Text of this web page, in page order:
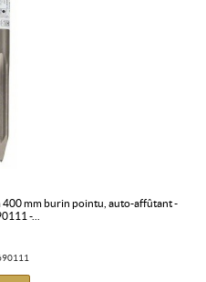
-...